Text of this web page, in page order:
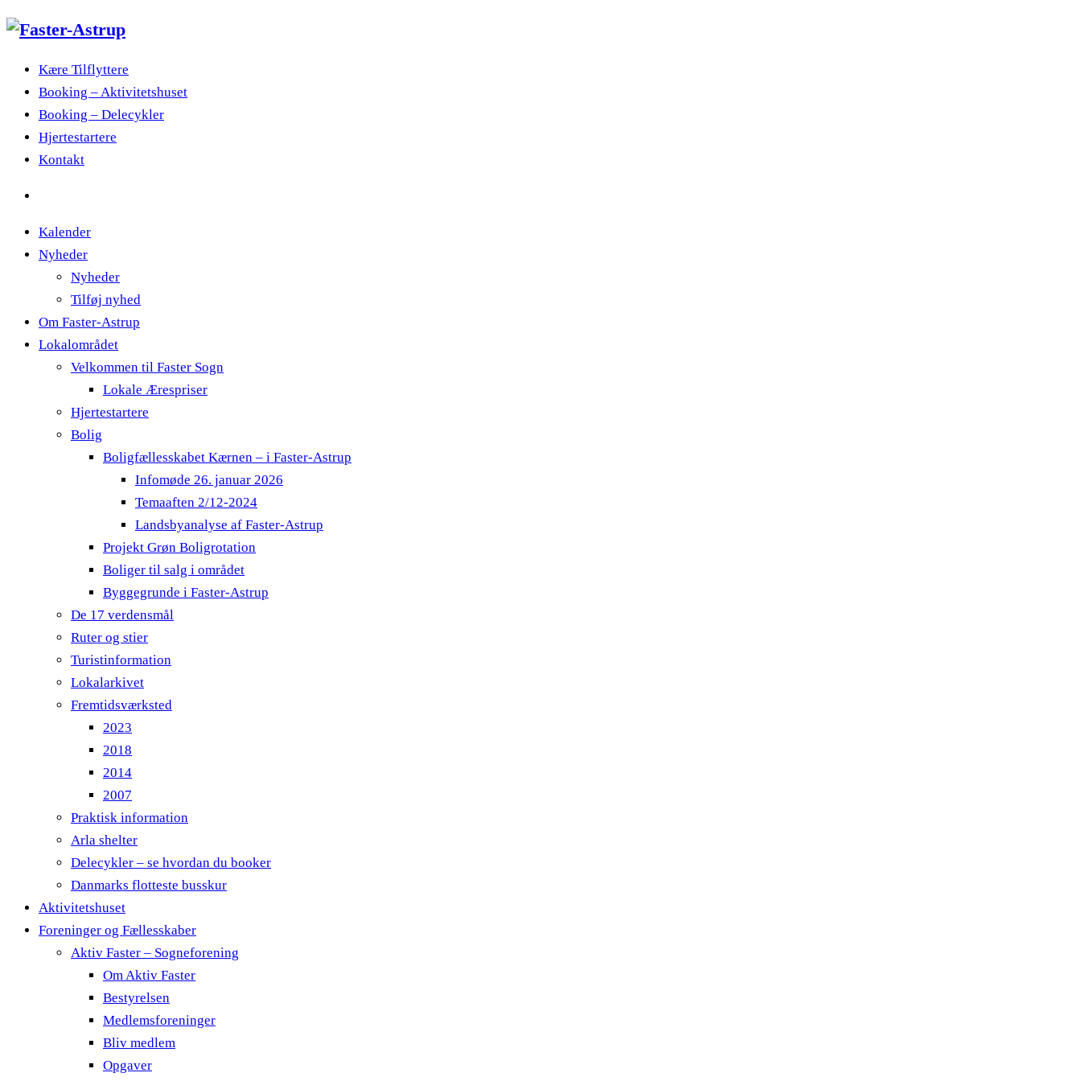
Kære Tilflyttere
Booking – Aktivitetshuset
Booking – Delecykler
Hjertestartere
Kontakt
Kalender
Nyheder
Nyheder
Tilføj nyhed
Om Faster-Astrup
Lokalområdet
Velkommen til Faster Sogn
Lokale Ærespriser
Hjertestartere
Bolig
Boligfællesskabet Kærnen – i Faster-Astrup
Infomøde 26. januar 2026
Temaaften 2/12-2024
Landsbyanalyse af Faster-Astrup
Projekt Grøn Boligrotation
Boliger til salg i området
Byggegrunde i Faster-Astrup
De 17 verdensmål
Ruter og stier
Turistinformation
Lokalarkivet
Fremtidsværksted
2023
2018
2014
2007
Praktisk information
Arla shelter
Delecykler – se hvordan du booker
Danmarks flotteste busskur
Aktivitetshuset
Foreninger og Fællesskaber
Aktiv Faster – Sogneforening
Om Aktiv Faster
Bestyrelsen
Medlemsforeninger
Bliv medlem
Opgaver